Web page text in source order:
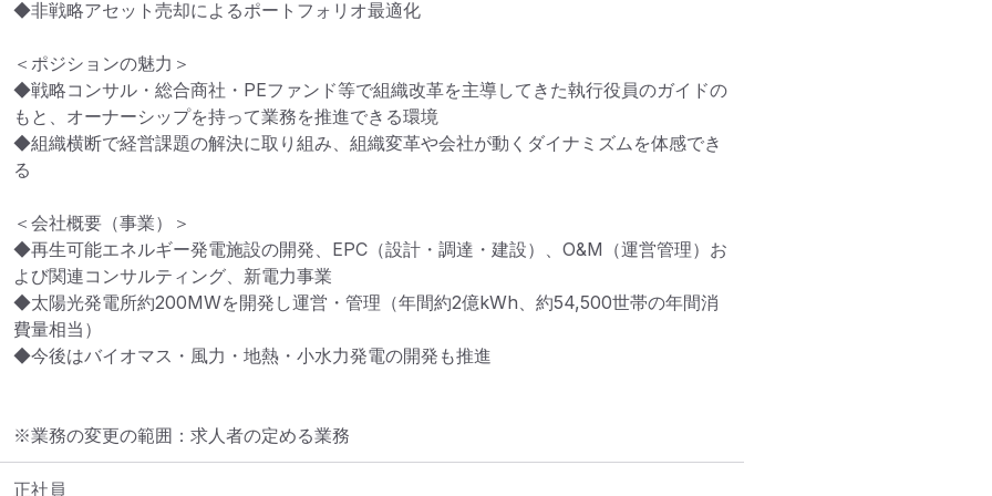
◆非戦略アセット売却によるポートフォリオ最適化
＜ポジションの魅力＞
◆戦略コンサル・総合商社・PEファンド等で組織改革を主導してきた執行役員のガイドの
もと、オーナーシップを持って業務を推進できる環境
◆組織横断で経営課題の解決に取り組み、組織変革や会社が動くダイナミズムを体感でき
る
＜会社概要（事業）＞
◆再生可能エネルギー発電施設の開発、EPC（設計・調達・建設）、O&M（運営管理）お
よび関連コンサルティング、新電力事業
◆太陽光発電所約200MWを開発し運営・管理（年間約2億kWh、約54,500世帯の年間消
費量相当）
◆今後はバイオマス・風力・地熱・小水力発電の開発も推進
※業務の変更の範囲：求人者の定める業務
正社員